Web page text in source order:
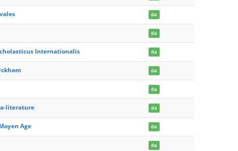
da
da
Internationalis da
da
da
literature da
Age da
da